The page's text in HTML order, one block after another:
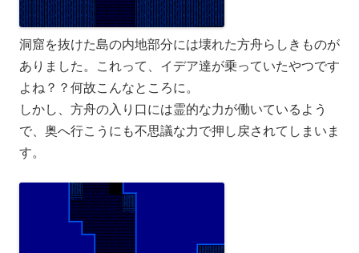
洞窟を抜けた島の内地部分には壊れた方舟らしきものが
ありました。これって、イデア達が乗っていたやつです
よね？？何故こんなところに。
しかし、方舟の入り口には霊的な力が働いているよう
で、奥へ行こうにも不思議な力で押し戻されてしまいま
す。